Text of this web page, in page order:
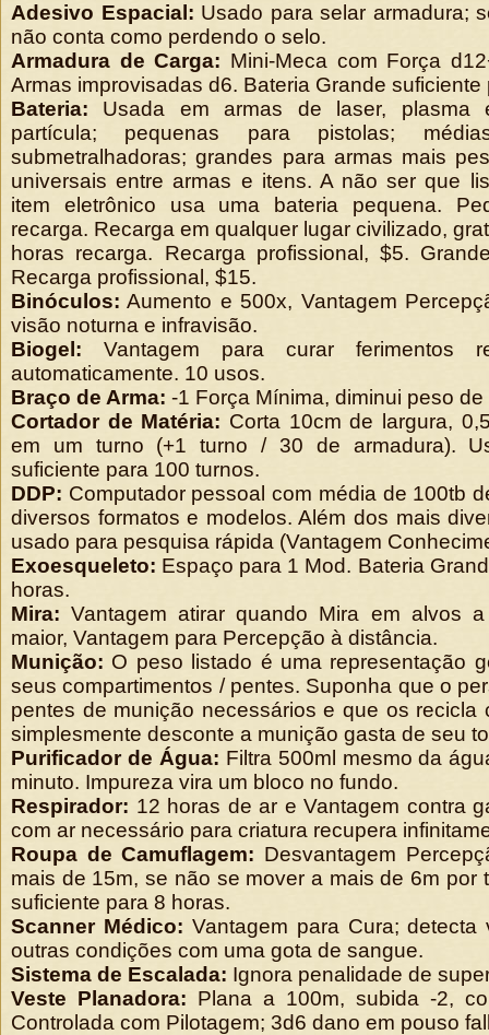
Adesivo Espacial: Usado para selar armadura;
não conta como perdendo o selo.
Armadura de Carga: Mini-Meca com Força
Armas improvisadas d6. Bateria Grande suficiente
Bateria: Usada em armas de laser, plasma
partícula; pequenas para pistolas;
submetralhadoras; grandes para armas mais
universais entre armas e itens. A não ser que
item eletrônico usa uma bateria pequena.
recarga. Recarga em qualquer lugar civilizado,
horas recarga. Recarga profissional, $5.
Recarga profissional, $15.
Binóculos: Aumento e 500x, Vantagem
visão noturna e infravisão.
Biogel: Vantagem para curar ferimentos
automaticamente. 10 usos.
Braço de Arma: -1 Força Mínima, diminui peso de
Cortador de Matéria: Corta 10cm de largura,
em um turno (+1 turno / 30 de armadura).
suficiente para 100 turnos.
DDP: Computador pessoal com média de 100tb
diversos formatos e modelos. Além dos mais
usado para pesquisa rápida (Vantagem
Exoesqueleto: Espaço para 1 Mod. Bateria
horas.
Mira: Vantagem atirar quando Mira em alvos
maior, Vantagem para Percepção à distância.
Munição: O peso listado é uma representação
seus compartimentos / pentes. Suponha que o
pentes de munição necessários e que os recicla
simplesmente desconte a munição gasta de seu
Purificador de Água: Filtra 500ml mesmo da
minuto. Impureza vira um bloco no fundo.
Respirador: 12 horas de ar e Vantagem contra
com ar necessário para criatura recupera
Roupa de Camuflagem: Desvantagem
mais de 15m, se não se mover a mais de 6m por
suficiente para 8 horas.
Scanner Médico: Vantagem para Cura;
outras condições com uma gota de sangue.
Sistema de Escalada: Ignora penalidade de
Veste Planadora: Plana a 100m, subida -2,
Controlada com Pilotagem; 3d6 dano em pouso